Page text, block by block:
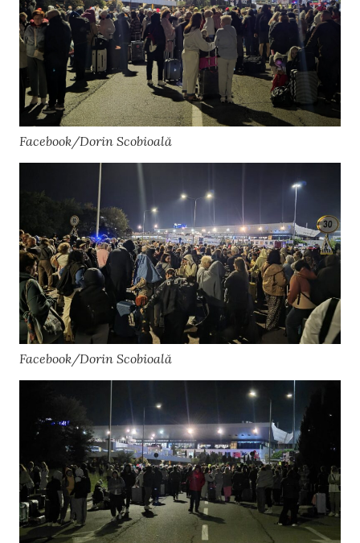
Facebook/Dorin Scobioală
Facebook/Dorin Scobioală